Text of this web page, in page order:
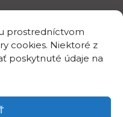
prostredníctvom
cookies. Niektoré z
poskytnuté údaje na